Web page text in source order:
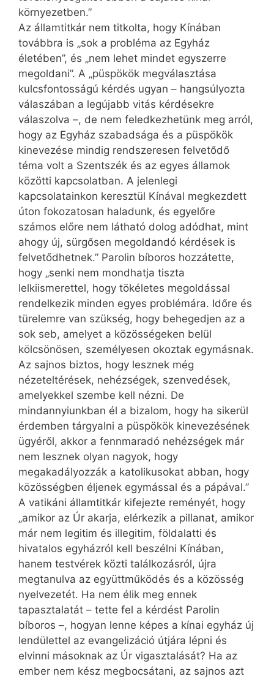
környezetben.”
Az államtitkár nem titkolta, hogy Kínában
továbbra is „sok a probléma az Egyház
életében”, és „nem lehet mindet egyszerre
megoldani”. A „püspökök megválasztása
kulcsfontosságú kérdés ugyan – hangsúlyozta
válaszában a legújabb vitás kérdésekre
válaszolva –, de nem feledkezhetünk meg arról,
hogy az Egyház szabadsága és a püspökök
kinevezése mindig rendszeresen felvetődő
téma volt a Szentszék és az egyes államok
közötti kapcsolatban. A jelenlegi
kapcsolatainkon keresztül Kínával megkezdett
úton fokozatosan haladunk, és egyelőre
számos előre nem látható dolog adódhat, mint
ahogy új, sürgősen megoldandó kérdések is
felvetődhetnek.” Parolin bíboros hozzátette,
hogy „senki nem mondhatja tiszta
lelkiismerettel, hogy tökéletes megoldással
rendelkezik minden egyes problémára. Időre és
türelemre van szükség, hogy behegedjen az a
sok seb, amelyet a közösségeken belül
kölcsönösen, személyesen okoztak egymásnak.
Az sajnos biztos, hogy lesznek még
nézeteltérések, nehézségek, szenvedések,
amelyekkel szembe kell nézni. De
mindannyiunkban él a bizalom, hogy ha sikerül
érdemben tárgyalni a püspökök kinevezésének
ügyéről, akkor a fennmaradó nehézségek már
nem lesznek olyan nagyok, hogy
megakadályozzák a katolikusokat abban, hogy
közösségben éljenek egymással és a pápával.”
A vatikáni államtitkár kifejezte reményét, hogy
„amikor az Úr akarja, elérkezik a pillanat, amikor
már nem legitim és illegitim, földalatti és
hivatalos egyházról kell beszélni Kínában,
hanem testvérek közti találkozásról, újra
megtanulva az együttműködés és a közösség
nyelvezetét. Ha nem élik meg ennek
tapasztalatát – tette fel a kérdést Parolin
bíboros –, hogyan lenne képes a kínai egyház új
lendülettel az evangelizáció útjára lépni és
elvinni másoknak az Úr vigasztalását? Ha az
ember nem kész megbocsátani, az sajnos azt